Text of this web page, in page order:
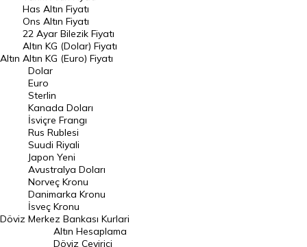
Döviz Kuru
Dolar Kuru
Euro Kuru
Pound Kuru
Frank Kuru
Riyal Kuru
Avustralya Doları
Danimarka Kronu Kuru
Kanada Doları Kuru
Norveç Kronu Kuru
İsveç Kronu Kuru
Altın
Has Altın Fiyatı
Ons Altın Fiyatı
22 Ayar Bilezik Fiyatı
Altın KG (Dolar) Fiyatı
Altın KG (Euro) Fiyatı
Döviz
Dolar
Euro
Sterlin
Kanada Doları
İsviçre Frangı
Rus Rublesi
Suudi Riyali
Japon Yeni
Avustralya Doları
Norveç Kronu
Danimarka Kronu
İsveç Kronu
Merkez Bankası Kurlari
Altın Hesaplama
Döviz Çevirici